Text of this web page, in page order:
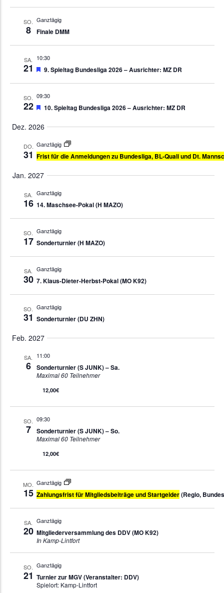
SO.
8
Ganztägig
Finale DMM
SA.
21
10:30
Empfohlen
9. Spieltag Bundesliga 2026 – Ausrichter: MZ DR
SO.
22
09:30
Empfohlen
10. Spieltag Bundesliga 2026 – Ausrichter: MZ DR
Dez. 2026
DO.
31
Ganztägig
Frist für die Anmeldungen zu Bundesliga, BL-Quali und Dt.
Jan. 2027
SA.
16
Ganztägig
14. Maschsee-Pokal (H MAZO)
SO.
17
Ganztägig
Sonderturnier (H MAZO)
SA.
30
Ganztägig
7. Klaus-Dieter-Herbst-Pokal (MO K92)
SO.
31
Ganztägig
Sonderturnier (DU ZHN)
Feb. 2027
SA.
6
11:00
Sonderturnier (S JUNK) – Sa.
Maximal 60 Teilnehmer
12,00€
SO.
7
09:30
Sonderturnier (S JUNK) – So.
Maximal 60 Teilnehmer
12,00€
MO.
15
Ganztägig
Zahlungsfrist für Mitgliedsbeiträge und Startgelder(Regio,
SA.
20
Ganztägig
Mitgliederversammlung des DDV (MO K92)
In Kamp-Lintfort
SO.
21
Ganztägig
Turnier zur MGV (Veranstalter: DDV)
Spielort: Kamp-Lintfort